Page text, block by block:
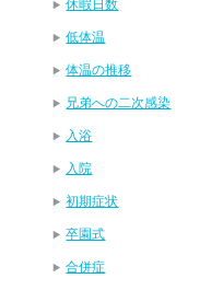
休暇日数
低体温
体温の推移
兄弟への二次感染
入浴
入院
初期症状
卒園式
合併症